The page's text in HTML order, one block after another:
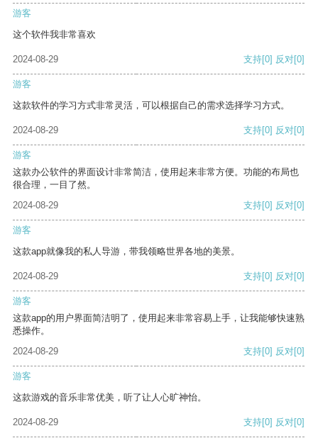
游客
这个软件我非常喜欢
2024-08-29 支持[0] 反对[0]
游客
这款软件的学习方式非常灵活，可以根据自己的需求选择学习方式。
2024-08-29 支持[0] 反对[0]
游客
这款办公软件的界面设计非常简洁，使用起来非常方便。功能的布局也
很合理，一目了然。
2024-08-29
支持[0] 反对[0]
游客
这款app就像我的私人导游，带我领略世界各地的美景。
2024-08-29 支持[0] 反对[0]
游客
这款app的用户界面简洁明了，使用起来非常容易上手，让我能够快速熟
悉操作。
2024-08-29
支持[0] 反对[0]
游客
这款游戏的音乐非常优美，听了让人心旷神怡。
2024-08-29 支持[0] 反对[0]